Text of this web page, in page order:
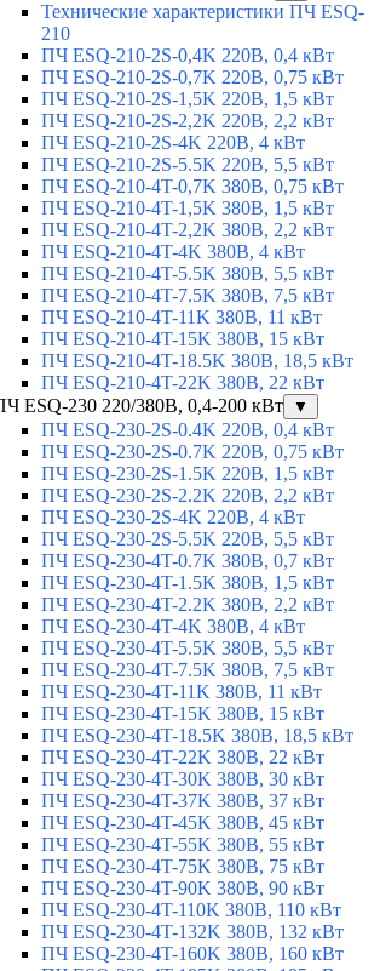
Технические характеристики ПЧ ESQ-
210
ПЧ ESQ-210-2S-0,4K 220В, 0,4 кВт
ПЧ ESQ-210-2S-0,7K 220В, 0,75 кВт
ПЧ ESQ-210-2S-1,5K 220В, 1,5 кВт
ПЧ ESQ-210-2S-2,2K 220В, 2,2 кВт
ПЧ ESQ-210-2S-4K 220В, 4 кВт
ПЧ ESQ-210-2S-5.5K 220В, 5,5 кВт
ПЧ ESQ-210-4T-0,7K 380В, 0,75 кВт
ПЧ ESQ-210-4T-1,5K 380В, 1,5 кВт
ПЧ ESQ-210-4T-2,2K 380В, 2,2 кВт
ПЧ ESQ-210-4T-4K 380В, 4 кВт
ПЧ ESQ-210-4T-5.5K 380В, 5,5 кВт
ПЧ ESQ-210-4T-7.5K 380В, 7,5 кВт
ПЧ ESQ-210-4T-11K 380В, 11 кВт
ПЧ ESQ-210-4T-15K 380В, 15 кВт
ПЧ ESQ-210-4T-18.5K 380В, 18,5 кВт
ПЧ ESQ-210-4T-22K 380В, 22 кВт
ESQ-230 220/380В, 0,4-200 кВт
▼
ПЧ ESQ-230-2S-0.4K 220В, 0,4 кВт
ПЧ ESQ-230-2S-0.7K 220В, 0,75 кВт
ПЧ ESQ-230-2S-1.5K 220В, 1,5 кВт
ПЧ ESQ-230-2S-2.2K 220В, 2,2 кВт
ПЧ ESQ-230-2S-4K 220В, 4 кВт
ПЧ ESQ-230-2S-5.5K 220В, 5,5 кВт
ПЧ ESQ-230-4T-0.7K 380В, 0,7 кВт
ПЧ ESQ-230-4T-1.5K 380В, 1,5 кВт
ПЧ ESQ-230-4T-2.2K 380В, 2,2 кВт
ПЧ ESQ-230-4T-4K 380В, 4 кВт
ПЧ ESQ-230-4T-5.5K 380В, 5,5 кВт
ПЧ ESQ-230-4T-7.5K 380В, 7,5 кВт
ПЧ ESQ-230-4T-11K 380В, 11 кВт
ПЧ ESQ-230-4T-15K 380В, 15 кВт
ПЧ ESQ-230-4T-18.5K 380В, 18,5 кВт
ПЧ ESQ-230-4T-22K 380В, 22 кВт
ПЧ ESQ-230-4T-30K 380В, 30 кВт
ПЧ ESQ-230-4T-37K 380В, 37 кВт
ПЧ ESQ-230-4T-45K 380В, 45 кВт
ПЧ ESQ-230-4T-55K 380В, 55 кВт
ПЧ ESQ-230-4T-75K 380В, 75 кВт
ПЧ ESQ-230-4T-90K 380В, 90 кВт
ПЧ ESQ-230-4T-110K 380В, 110 кВт
ПЧ ESQ-230-4T-132K 380В, 132 кВт
ПЧ ESQ-230-4T-160K 380В, 160 кВт